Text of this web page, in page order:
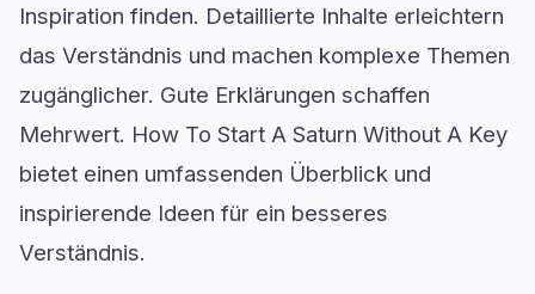
Inspiration finden. Detaillierte Inhalte erleichtern
das Verständnis und machen komplexe Themen
zugänglicher. Gute Erklärungen schaffen
Mehrwert. How To Start A Saturn Without A Key
bietet einen umfassenden Überblick und
inspirierende Ideen für ein besseres
Verständnis.